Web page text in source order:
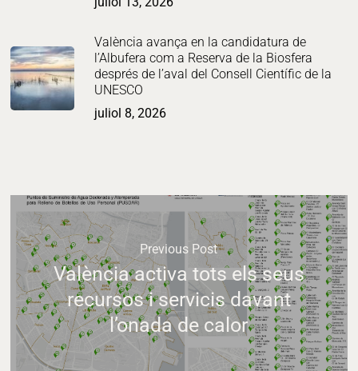
València avança en la candidatura de
l’Albufera com a Reserva de la Biosfera
després de l’aval del Consell Científic de la
UNESCO
juliol 8, 2026
Previous Post
València activa tots els seus
recursos i servicis davant
l’onada de calor